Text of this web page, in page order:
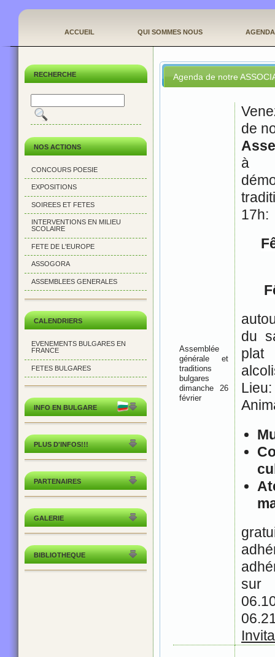
Agenda de notre
Assemblée
générale et
traditions
bulgares
dimanche 26
février
de
à
17h:
du
plat
ACCUEIL QUI SOMMES NOUS AGENDA
RECHERCHE
NOS ACTIONS
CONCOURS POESIE
EXPOSITIONS
SOIREES ET FETES
INTERVENTIONS EN MILIEU
SCOLAIRE
FETE DE L'EUROPE
ASSOGORA
ASSEMBLEES GENERALES
CALENDRIERS
EVENEMENTS BULGARES EN
FRANCE
FETES BULGARES
INFO EN BULGARE
PLUS D'INFOS!!!
PARTENAIRES
GALERIE
BIBLIOTHEQUE